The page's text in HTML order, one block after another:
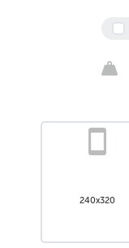
240x320